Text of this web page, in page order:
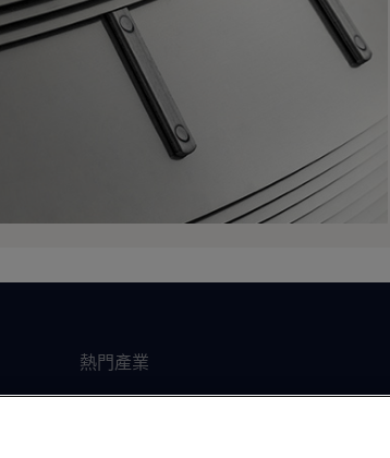
熱門產業